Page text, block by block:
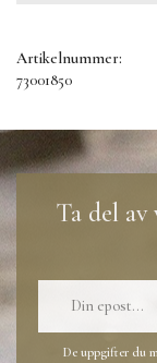
Artikelnummer:
73001850
Ta del av
De uppgifter du